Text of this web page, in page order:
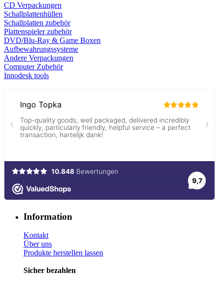
CD Verpackungen
Schallplattenhüllen
Schallplatten zubehör
Plattenspieler zubehör
DVD/Blu-Ray & Game Boxen
Aufbewahrungssysteme
Andere Verpackungen
Computer Zubehör
Innodesk tools
Information
Kontakt
Über uns
Produkte herstellen lassen
Sicher bezahlen